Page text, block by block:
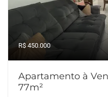
R$ 450.000
Apartamento à
77m²